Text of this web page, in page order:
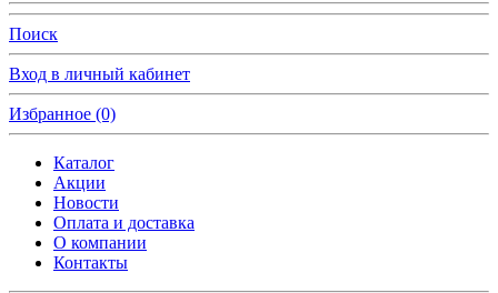
Поиск
Вход в личный кабинет
Избранное (0)
Каталог
Акции
Новости
Оплата и доставка
О компании
Контакты